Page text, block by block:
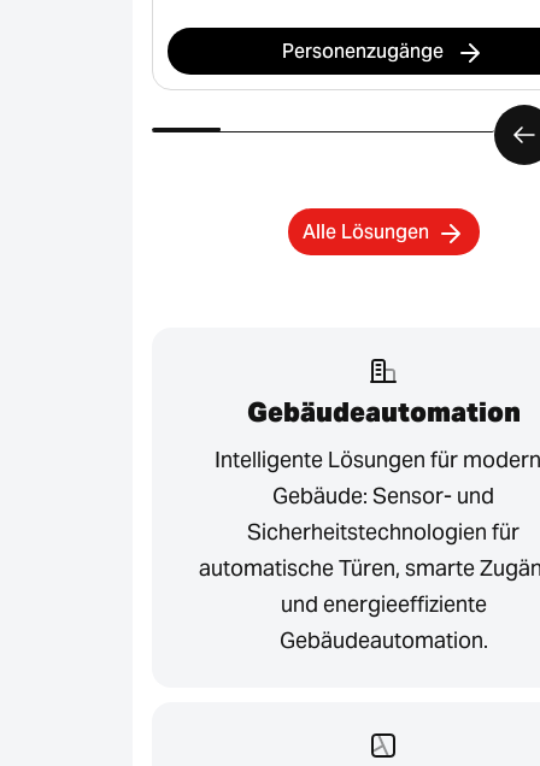
Personenzugänge
Alle Lösungen
Gebäudeautomation
Intelligente Lösungen für
Gebäude: Sensor- und
Sicherheitstechnologien für
automatische Türen, smarte
und energieeffiziente
Gebäudeautomation.